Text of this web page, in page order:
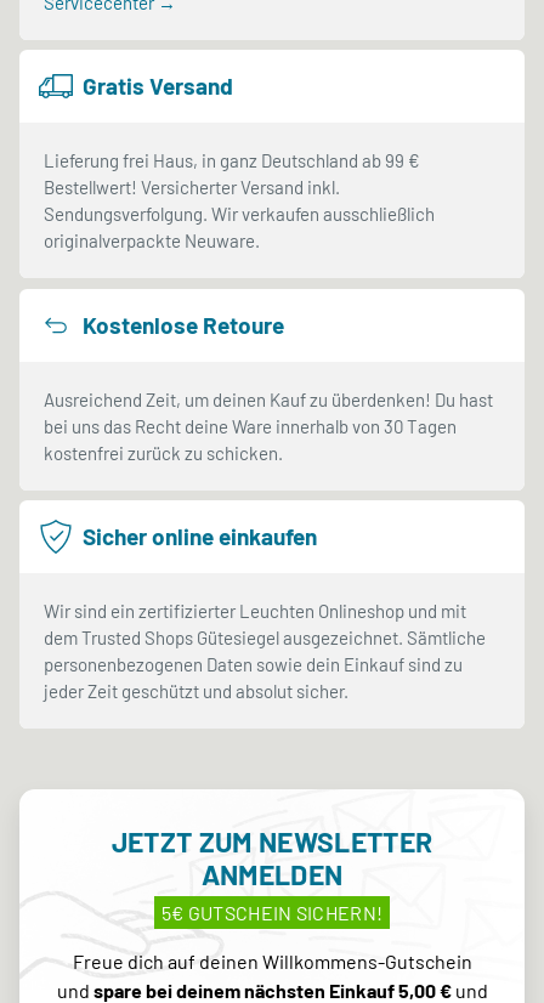
Gratis Versand
Lieferung frei Haus, in ganz Deutschland ab 99 €
Bestellwert! Versicherter Versand inkl.
Sendungsverfolgung. Wir verkaufen ausschließlich
originalverpackte Neuware.
Kostenlose Retoure
Ausreichend Zeit, um deinen Kauf zu überdenken! Du hast
bei uns das Recht deine Ware innerhalb von 30 Tagen
kostenfrei zurück zu schicken.
Sicher online einkaufen
Wir sind ein zertifizierter Leuchten Onlineshop und mit
dem Trusted Shops Gütesiegel ausgezeichnet. Sämtliche
personenbezogenen Daten sowie dein Einkauf sind zu
jeder Zeit geschützt und absolut sicher.
JETZT ZUM NEWSLETTER
ANMELDEN
5€ GUTSCHEIN SICHERN!
Freue dich auf deinen Willkommens-Gutschein
und spare bei deinem nächsten Einkauf 5,00 €und